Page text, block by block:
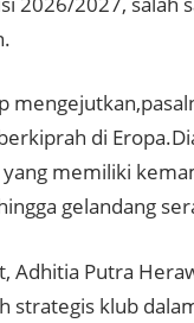
di
memiliki
gelandang
Adhitia Putra
strategis klub